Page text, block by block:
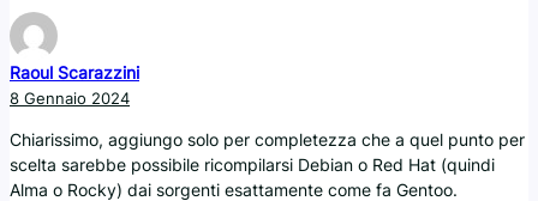
Raoul Scarazzini
8 Gennaio 2024
Chiarissimo, aggiungo solo per completezza che a quel punto per
scelta sarebbe possibile ricompilarsi Debian o Red Hat (quindi
Alma o Rocky) dai sorgenti esattamente come fa Gentoo.